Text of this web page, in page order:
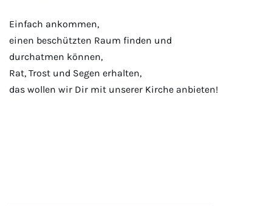
Einfach ankommen,
einen beschützten Raum finden und
durchatmen können,
Rat, Trost und Segen erhalten,
das wollen wir Dir mit unserer Kirche anbieten!